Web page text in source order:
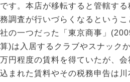
です。本店が移転すると管轄す
務調査が行いづらくなるという
社の一つだった「東京商事」
算)は入居するクラブやスナック
万円程度の賃料を得ていたが、会
込まれた賃料やその税務申告は川